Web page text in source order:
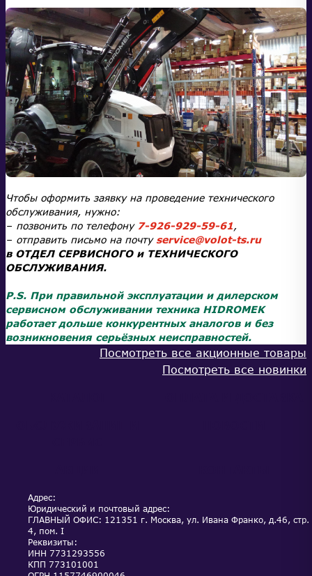
Чтобы оформить заявку на проведение технического
обслуживания, нужно:
позвонить по телефону 7-926-929-59-61,
отправить письмо на почту service@volot-ts.ru
в ОТДЕЛ СЕРВИСНОГО и ТЕХНИЧЕСКОГО
ОБСЛУЖИВАНИЯ.
P.S. При правильной эксплуатации и дилерском
сервисном обслуживании техника HIDROMEK
работает дольше конкурентных аналогов и без
возникновения серьёзных неисправностей.
Посмотреть все акционные товары
Посмотреть все новинки
Адрес:
Юридический и почтовый адрес:
ГЛАВНЫЙ ОФИС: 121351 г. Москва, ул. Ивана Франко, д.46, стр.
4, пом. I
Реквизиты:
ИНН 7731293556
КПП 773101001